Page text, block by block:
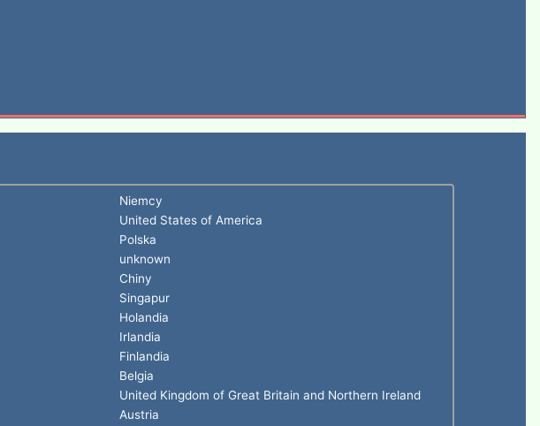
Niemcy
United States of America
Polska
unknown
Chiny
Singapur
Holandia
Irlandia
Finlandia
Belgia
United Kingdom of Great Britain and Northern Ireland
Austria